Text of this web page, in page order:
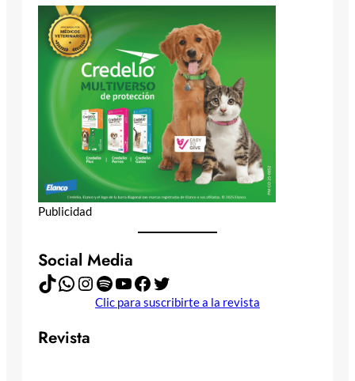
Publicidad
Social Media
TikTok WhatsApp Instagram Spotify YouTube Facebook Twitter
Clic para suscribirte a la revista
Revista